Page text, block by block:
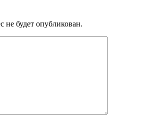
не будет опубликован.